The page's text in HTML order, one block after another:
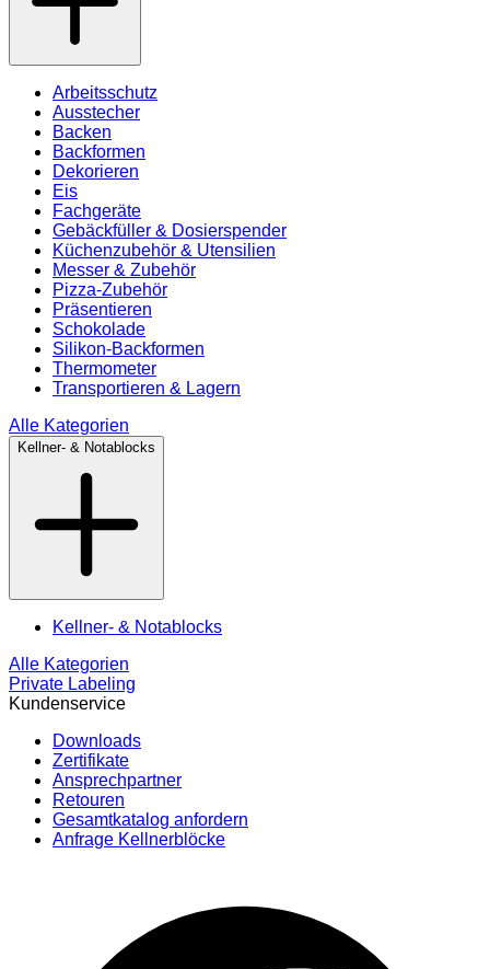
Arbeitsschutz
Ausstecher
Backen
Backformen
Dekorieren
Eis
Fachgeräte
Gebäckfüller & Dosierspender
Küchenzubehör & Utensilien
Messer & Zubehör
Pizza-Zubehör
Präsentieren
Schokolade
Silikon-Backformen
Thermometer
Transportieren & Lagern
Alle Kategorien
Kellner- & Notablocks
Kellner- & Notablocks
Alle Kategorien
Private Labeling
Kundenservice
Downloads
Zertifikate
Ansprechpartner
Retouren
Gesamtkatalog anfordern
Anfrage Kellnerblöcke